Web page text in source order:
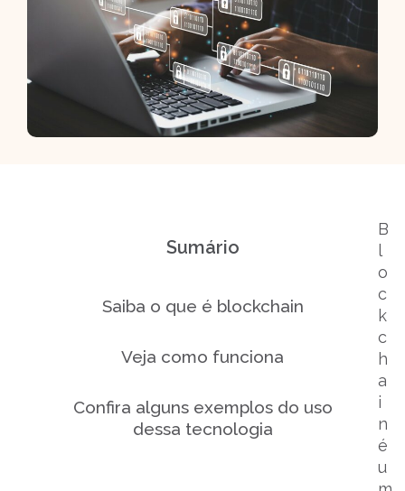
B
l
o
c
k
c
h
a
i
n
é
u
Sumário
Saiba o que é blockchain
Veja como funciona
Confira alguns exemplos do uso
dessa tecnologia